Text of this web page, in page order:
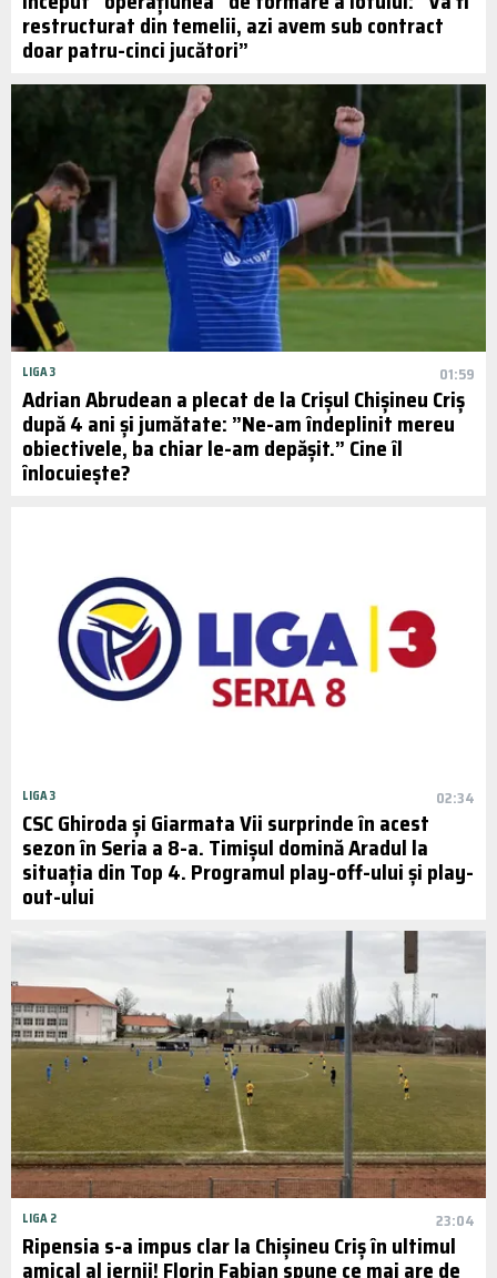
restructurat din temelii, azi avem sub contract
doar patru-cinci jucători”
LIGA 3 01:59
Adrian Abrudean a plecat de la Crișul Chișineu Criș
după 4 ani și jumătate: ”Ne-am îndeplinit mereu
obiectivele, ba chiar le-am depășit.” Cine îl
înlocuiește?
LIGA 3 02:34
CSC Ghiroda şi Giarmata Vii surprinde în acest
sezon în Seria a 8-a. Timișul domină Aradul la
situația din Top 4. Programul play-off-ului și play-
out-ului
LIGA 2 23:04
Ripensia s-a impus clar la Chișineu Criș în ultimul
amical al iernii! Florin Fabian spune ce mai are de